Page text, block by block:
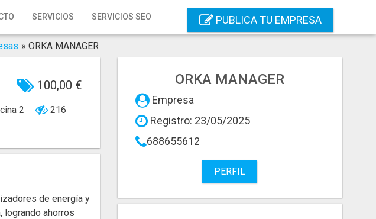
SERVICIOS SERVICIOS SEO PUBLICA TU EMPRESA
» ORKA MANAGER
100,00 €
2 216
de energía y
logrando ahorros
ORKA MANAGER
Empresa
Registro: 23/05/2025
688655612
PERFIL